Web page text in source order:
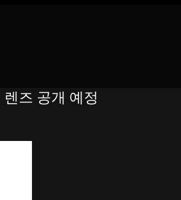
즈 공개 예정